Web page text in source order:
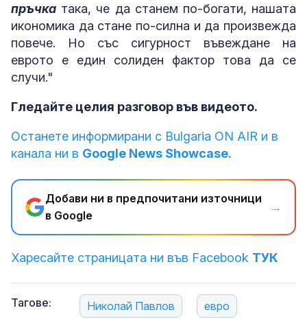
пръчка така, че да станем по-богати, нашата
икономика да стане по-силна и да произвежда
повече. Но със сигурност въвеждане на
еврото е един солиден фактор това да се
случи."
Гледайте целия разговор във видеото.
Останете информирани с Bulgaria ON AIR и в
канала ни в Google News Showcase.
Добави ни в предпочитани източници
в Google
→
Харесайте страницата ни във Facebook ТУК
Тагове: Николай Павлов евро